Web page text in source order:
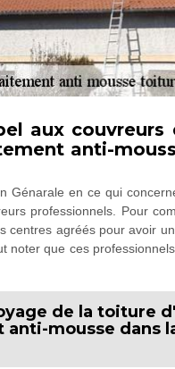
aux couvreurs
anti-
Génarale en ce qui
professionnels. Pour
centres agréés pour avoir
noter que ces
de la toiture
mousse dans